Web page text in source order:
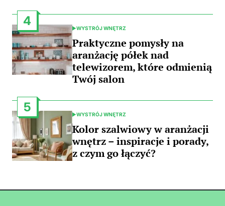
4
POSTED
IN
WYSTRÓJ WNĘTRZ
Praktyczne pomysły na
aranżację półek nad
telewizorem, które odmienią
Twój salon
5
POSTED
IN
WYSTRÓJ WNĘTRZ
Kolor szalwiowy w aranżacji
wnętrz – inspiracje i porady,
z czym go łączyć?